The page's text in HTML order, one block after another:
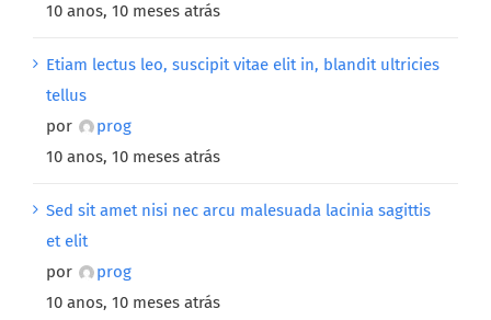
10 anos, 10 meses atrás
Etiam lectus leo, suscipit vitae elit in, blandit ultricies
tellus
por
prog
10 anos, 10 meses atrás
Sed sit amet nisi nec arcu malesuada lacinia sagittis
et elit
por
prog
10 anos, 10 meses atrás